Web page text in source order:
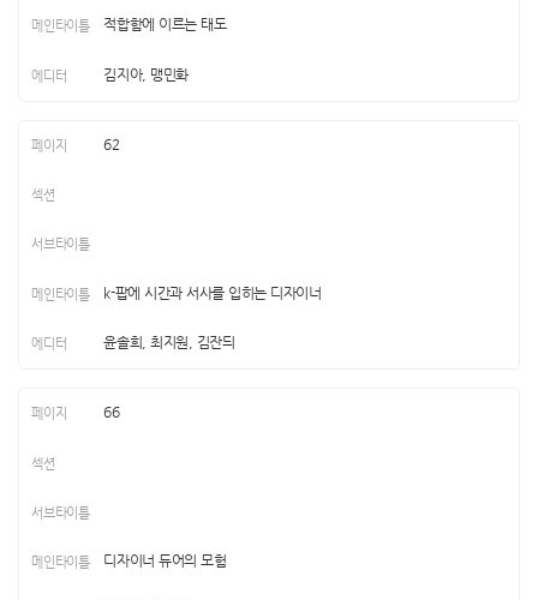
적합함에 이르는 태도
김지아, 맹민화
62
k-팝에 시간과 서사를 입히는 디자이너
윤솔희, 최지원, 김잔듸
66
디자이너 듀어의 모험